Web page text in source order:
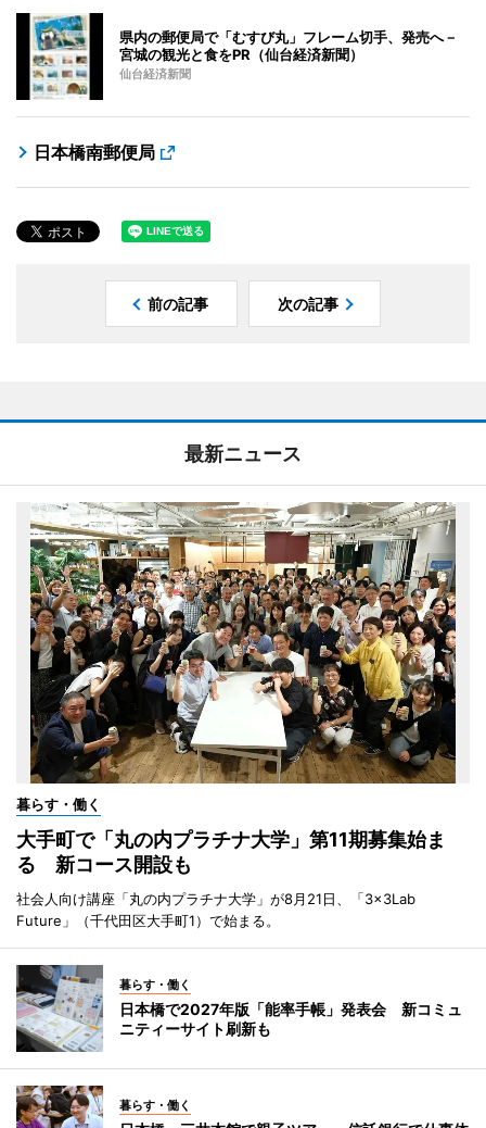
県内の郵便局で「むすび丸」フレーム切手、発売へ－
宮城の観光と食をPR（仙台経済新聞）
仙台経済新聞
日本橋南郵便局
前の記事 次の記事
最新ニュース
暮らす・働く
大手町で「丸の内プラチナ大学」第11期募集始ま
る 新コース開設も
社会人向け講座「丸の内プラチナ大学」が8月21日、「3×3Lab
Future」（千代田区大手町1）で始まる。
暮らす・働く
日本橋で2027年版「能率手帳」発表会 新コミュ
ニティーサイト刷新も
暮らす・働く